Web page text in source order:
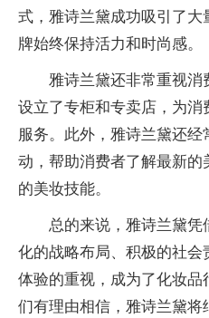
式，雅诗兰黛成功吸引了
牌始终保持活力和时尚感。
雅诗兰黛还非常重视
设立了专柜和专卖店，为
服务。此外，雅诗兰黛还
动，帮助消费者了解最新的
的美妆技能。
总的来说，雅诗兰黛
化的战略布局、积极的社会
体验的重视，成为了化妆
们有理由相信，雅诗兰黛